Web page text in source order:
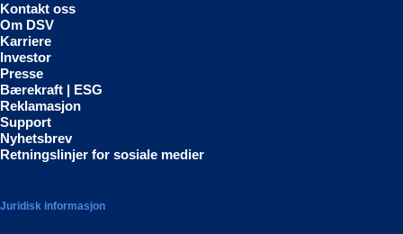
Kontakt oss
Om DSV
Karriere
Investor
Presse
Bærekraft | ESG
Reklamasjon
Support
Nyhetsbrev
Retningslinjer for sosiale medier
Juridisk informasjon